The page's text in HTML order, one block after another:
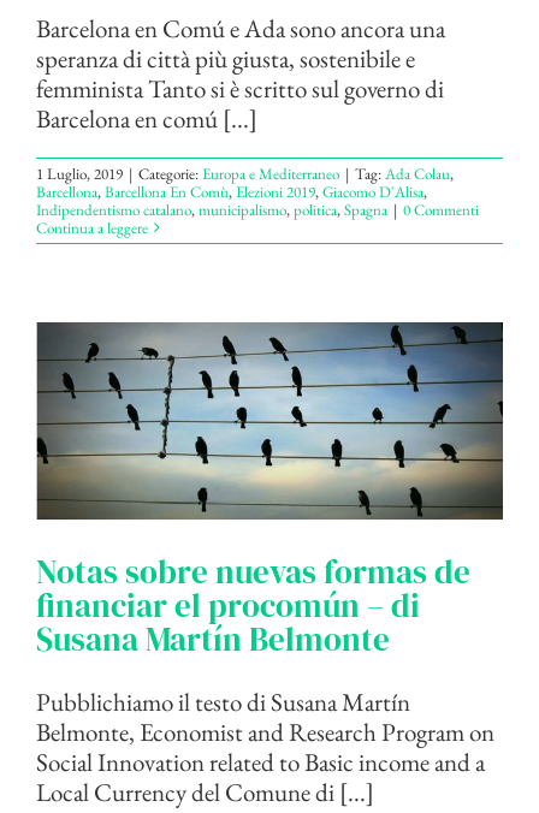
Barcelona en Comú e Ada sono ancora una
speranza di città più giusta, sostenibile e
femminista Tanto si è scritto sul governo di
Barcelona en comú [...]
1 Luglio, 2019 | Categorie:Europa e Mediterraneo | Tag:Ada Colau,
Barcellona,Barcellona En Comù,Elezioni 2019,Giacomo D'Alisa,
Indipendentismo catalano,municipalismo,politica,Spagna | 0 Commenti
Continua a leggere
Notas sobre nuevas formas de
financiar el procomún – di
Susana Martín Belmonte
Pubblichiamo il testo di Susana Martín
Belmonte, Economist and Research Program on
Social Innovation related to Basic income and a
Local Currency del Comune di [...]